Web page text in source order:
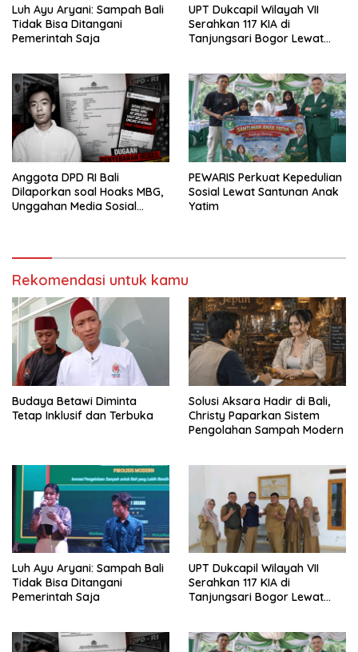
Luh Ayu Aryani: Sampah Bali
Tidak Bisa Ditangani
Pemerintah Saja
UPT Dukcapil Wilayah VII
Serahkan 117 KIA di
Tanjungsari Bogor Lewat
Anggota DPD RI Bali
Dilaporkan soal Hoaks MBG,
Unggahan Media Sosial
PEWARIS Perkuat Kepedulian
Sosial Lewat Santunan Anak
Yatim
Rekomendasi untuk kamu
Budaya Betawi Diminta
Tetap Inklusif dan Terbuka
Solusi Aksara Hadir di Bali,
Christy Paparkan Sistem
Pengolahan Sampah Modern
Luh Ayu Aryani: Sampah Bali
Tidak Bisa Ditangani
Pemerintah Saja
UPT Dukcapil Wilayah VII
Serahkan 117 KIA di
Tanjungsari Bogor Lewat